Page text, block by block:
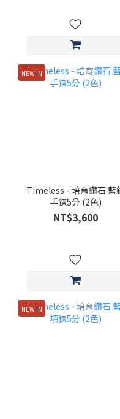
NEW IN
Timeless - 培育鑽石 藍
手鍊5分 (2色)
NT$3,600
NEW IN